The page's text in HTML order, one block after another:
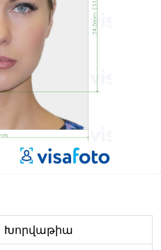
Խորվաթիա